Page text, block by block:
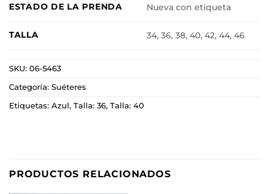
ESTADO DE LA PRENDA Nueva con etiqueta
TALLA 34, 36, 38, 40, 42, 44, 46
SKU: 06-5463
Categoría: Suéteres
Etiquetas: Azul, Talla: 36, Talla: 40
PRODUCTOS RELACIONADOS